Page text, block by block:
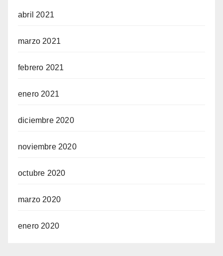
abril 2021
marzo 2021
febrero 2021
enero 2021
diciembre 2020
noviembre 2020
octubre 2020
marzo 2020
enero 2020